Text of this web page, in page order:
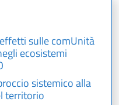
sulle comUnità
ecosistemi
sistemico alla
territorio